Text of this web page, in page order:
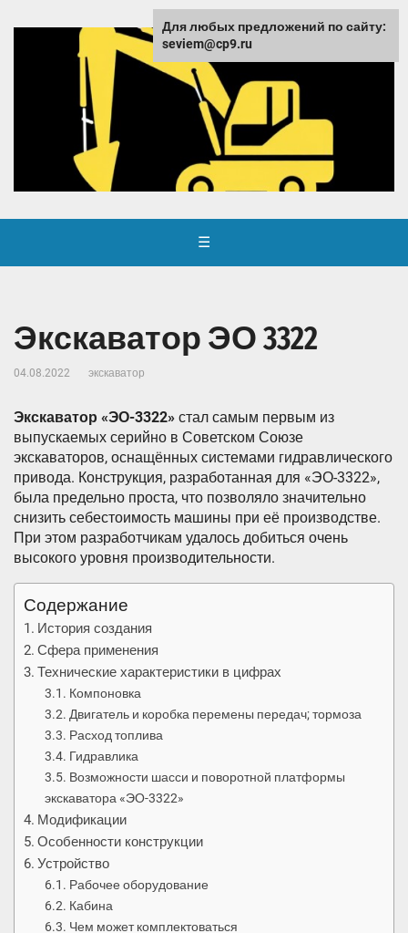
☰
Экскаватор ЭО 3322
04.08.2022 экскаватор
Экскаватор «ЭО-3322» стал самым первым из
выпускаемых серийно в Советском Союзе
экскаваторов, оснащённых системами гидравлического
привода. Конструкция, разработанная для «ЭО-3322»,
была предельно проста, что позволяло значительно
снизить себестоимость машины при её производстве.
При этом разработчикам удалось добиться очень
высокого уровня производительности.
Содержание
История создания
Сфера применения
Технические характеристики в цифрах
Компоновка
Двигатель и коробка перемены передач; тормоза
Расход топлива
Гидравлика
Возможности шасси и поворотной платформы
экскаватора «ЭО-3322»
Модификации
Особенности конструкции
Устройство
Рабочее оборудование
Кабина
Чем может комплектоваться
Для любых предложений по сайту:
seviem@cp9.ru